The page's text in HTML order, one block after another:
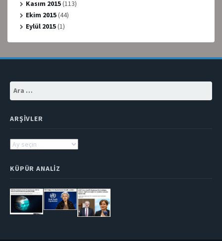
Kasım 2015(113)
Ekim 2015(44)
Eylül 2015(1)
Arama:
ARŞIVLER
Arşivler
KÜPÜR ANALIZ